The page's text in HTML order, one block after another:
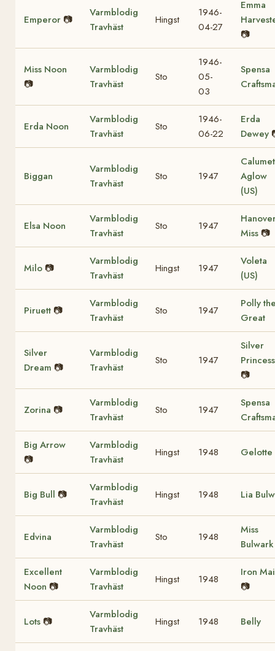
Emperor 📷
Varmblodig
Travhäst
Hingst
1946-
04-27
Emma
📷
Miss Noon
📷
Varmblodig
Travhäst
Sto
1946-
05-
03
Spensa
Erda Noon
Varmblodig
Travhäst
Sto
1946-
06-22
Erda
Dewey
Biggan
Varmblodig
Travhäst
Sto 1947
Calumet
Aglow
(US)
Elsa Noon
Varmblodig
Travhäst
Sto 1947
Miss 📷
Milo 📷
Varmblodig
Travhäst
Hingst 1947
Voleta
(US)
Piruett 📷
Varmblodig
Travhäst
Sto 1947
Polly
Great
Silver
Dream 📷
Varmblodig
Travhäst
Sto 1947
Silver
Princess
📷
Zorina 📷
Varmblodig
Travhäst
Sto 1947
Spensa
Big Arrow
📷
Varmblodig
Travhäst
Hingst 1948 Gelotte
Big Bull 📷
Varmblodig
Travhäst
Hingst 1948 Lia Bulw
Edvina
Varmblodig
Travhäst
Sto 1948
Miss
Bulwark
Excellent
Noon 📷
Varmblodig
Travhäst
Hingst 1948
Iron
📷
Lots 📷
Varmblodig
Travhäst
Hingst 1948 Belly